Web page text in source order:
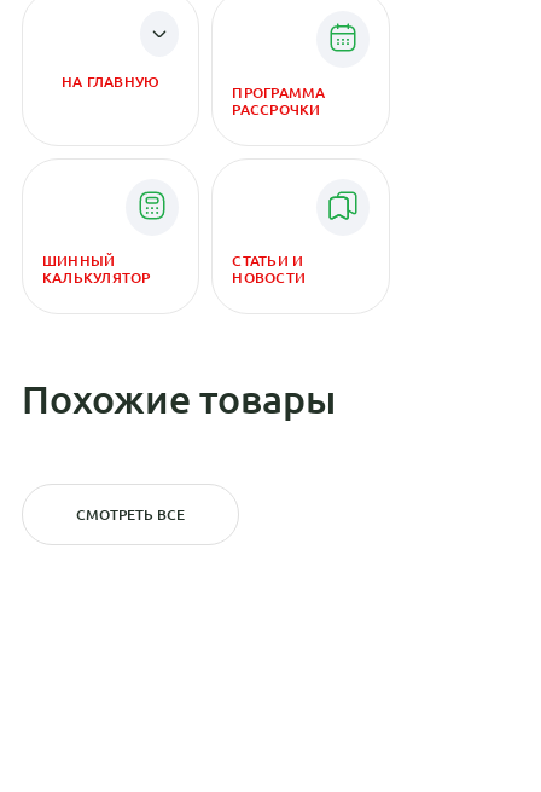
НА ГЛАВНУЮ
ПРОГРАММА
РАССРОЧКИ
ШИННЫЙ
КАЛЬКУЛЯТОР
СТАТЬИ И
НОВОСТИ
Похожие товары
СМОТРЕТЬ ВСЕ